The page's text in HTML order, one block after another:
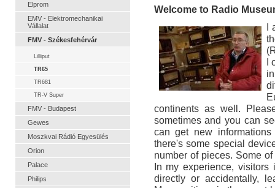
Elprom
EMV - Elektromechanikai
Vállalat
FMV - Székesfehérvár
Lilliput
TR65
TR681
TR-V Super
FMV - Budapest
Gewes
Moszkvai Rádió Egyesülés
Orion
Palace
Philips
Welcome to Radio
continents as well.
sometimes and you can
can get new
there's some special
number of pieces. Some
In my experience,
directly or accidentally,